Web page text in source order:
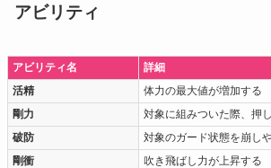
アビリティ
アビリティ名
詳細
活精
体力の最大値が増加する
剛力
対象に組みついた際、押
破防
対象のガード状態を崩し
剛衝
吹き飛ばし力が上昇する